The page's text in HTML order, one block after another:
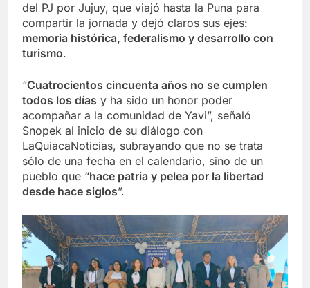
del PJ por Jujuy, que viajó hasta la Puna para
compartir la jornada y dejó claros sus ejes:
memoria histórica, federalismo y desarrollo con
turismo.
“Cuatrocientos cincuenta años no se cumplen
todos los días y ha sido un honor poder
acompañar a la comunidad de Yavi”, señaló
Snopek al inicio de su diálogo con
LaQuiacaNoticias, subrayando que no se trata
sólo de una fecha en el calendario, sino de un
pueblo que “hace patria y pelea por la libertad
desde hace siglos”.